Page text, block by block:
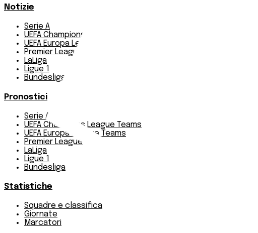
Notizie
Serie A
UEFA Champions League Teams
UEFA Europa League Teams
Premier League
LaLiga
Ligue 1
Bundesliga
Pronostici
Serie A
UEFA Champions League Teams
UEFA Europa League Teams
Premier League
LaLiga
Ligue 1
Bundesliga
Statistiche
Squadre e classifica
Giornate
Marcatori